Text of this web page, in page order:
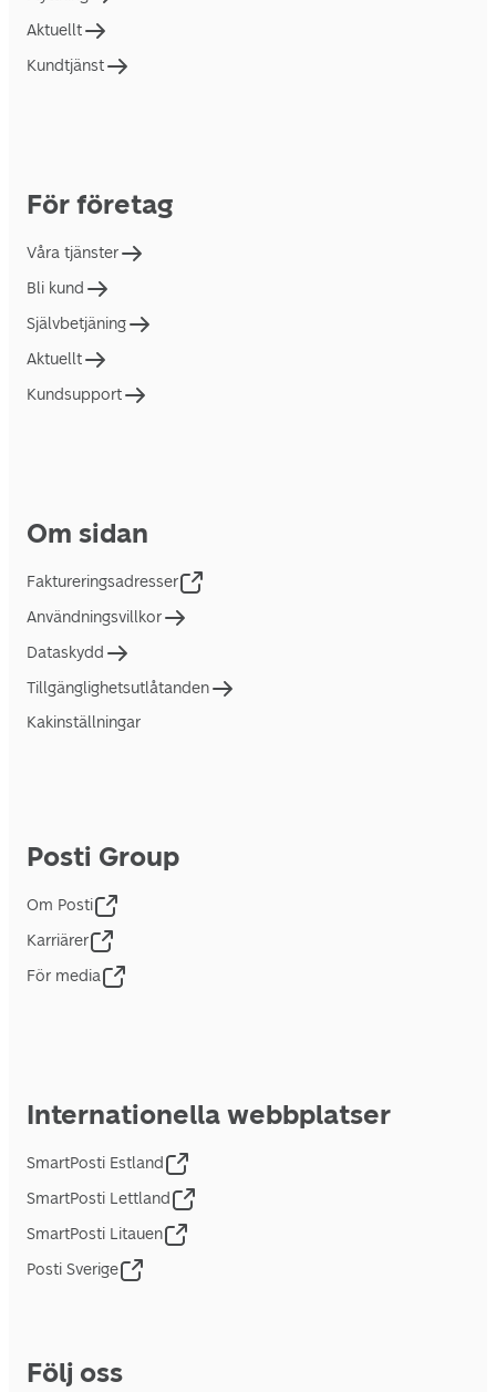
Aktuellt
Kundtjänst
För företag
Våra tjänster
Bli kund
Självbetjäning
Aktuellt
Kundsupport
Om sidan
Faktureringsadresser
Användningsvillkor
Dataskydd
Tillgänglighetsutlåtanden
Kakinställningar
Posti Group
Om Posti
Karriärer
För media
Internationella webbplatser
SmartPosti Estland
SmartPosti Lettland
SmartPosti Litauen
Posti Sverige
Följ oss